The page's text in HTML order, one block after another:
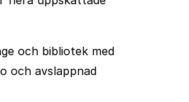
och bibliotek med
och avslappnad